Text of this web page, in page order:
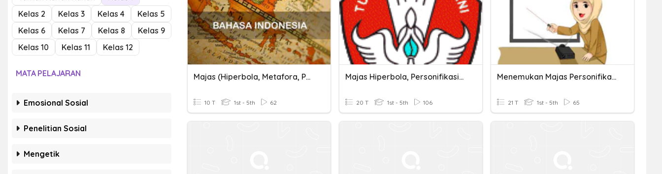
Kelas 2
Kelas 3 Kelas 4
Kelas 5
Kelas 6
Kelas 7 Kelas 8
Kelas 9
Kelas 10
Kelas 11 Kelas 12
MATA PELAJARAN
Emosional Sosial
Penelitian Sosial
Mengetik
Majas (Hiperbola, Metafora, Personifikasi)
10 T 1st - 5th 62
Majas Hiperbola, Personifikasi, Metafora
20 T 1st - 5th 106
Menemukan Majas Personifikasi,hiperbola,metafora Pada Puisi
21 T 1st - 5th 65